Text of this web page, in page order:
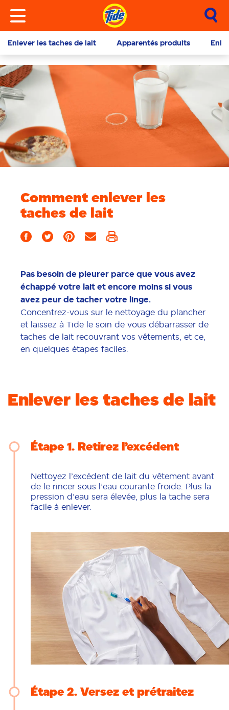
Enlever les taches de lait Apparentés produits
Comment enlever les
taches de lait
Pas besoin de pleurer parce que vous avez
échappé votre lait et encore moins si vous
avez peur de tacher votre linge.
Concentrez-vous sur le nettoyage du plancher
et laissez à Tide le soin de vous débarrasser de
taches de lait recouvrant vos vêtements, et ce,
en quelques étapes faciles.
Enlever les taches de lait
Étape 1 Retirez l’excédent
Nettoyez l’excédent de lait du vêtement avant
de le rincer sous l’eau courante froide. Plus la
pression d’eau sera élevée, plus la tache sera
facile à enlever.
Étape 2 Versez et prétraitez